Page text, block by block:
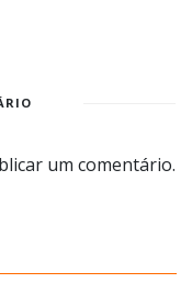
um comentário.